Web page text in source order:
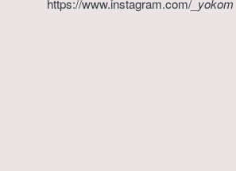
https://www.instagram.com/_yokom